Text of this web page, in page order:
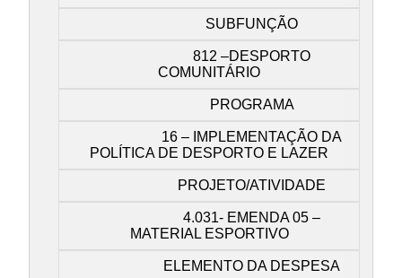
SUBFUNÇÃO
812 –DESPORTO
COMUNITÁRIO
PROGRAMA
16 – IMPLEMENTAÇÃO DA
POLÍTICA DE DESPORTO E LAZER
PROJETO/ATIVIDADE
4.031- EMENDA 05 –
MATERIAL ESPORTIVO
ELEMENTO DA DESPESA